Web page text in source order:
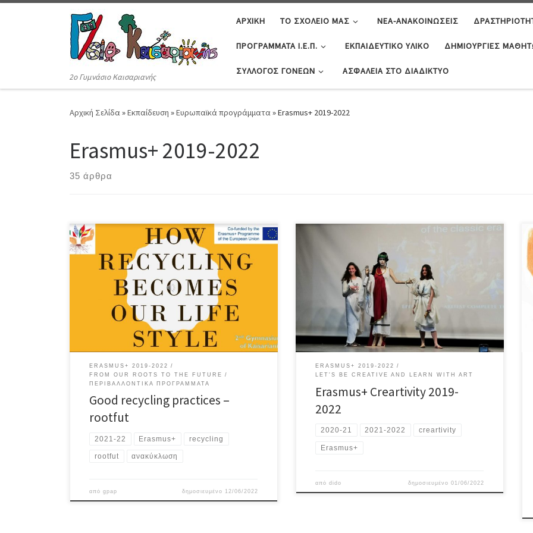
Μετάβαση στο περιεχόμενο
2ο Γυμνάσιο Καισαριανής
ΑΡΧΙΚΉ ΤΟ ΣΧΟΛΕΊΟ ΜΑΣ ΝΈΑ-ΑΝΑΚΟΙΝΏΣΕΙΣ
ΠΡΟΓΡΆΜΜΑΤΑ Ι.Ε.Π. ΕΚΠΑΙΔΕΥΤΙΚΌ ΥΛΙΚΌ ΔΗΜΙΟΥΡΓΊΕΣ
ΣΎΛΛΟΓΟΣ ΓΟΝΈΩΝ ΑΣΦΆΛΕΙΑ ΣΤΟ ΔΙΑΔΊΚΤΥΟ
Αρχική Σελίδα»Εκπαίδευση »Ευρωπαϊκά προγράμματα»Erasmus+ 2019-2022
Erasmus+ 2019-2022
35 άρθρα
ERASMUS+ 2019-2022
FROM OUR ROOTS TO THE FUTURE
ΠΕΡΙΒΑΛΛΟΝΤΙΚΆ ΠΡΟΓΡΆΜΜΑΤΑ
Good recycling practices –
rootfut
2021-22 Erasmus+ recycling
rootfut ανακύκλωση
απόgpap δημοσιευμένο 12/06/2022
Our activities in the project
ERASMUS+ 2019-2022
LET'S BE CREATIVE AND LEARN WITH ART
Erasmus+ Creartivity 2019-
2022
2020-21 2021-2022 creartivity
Erasmus+
απόdido δημοσιευμένο 01/06/2022